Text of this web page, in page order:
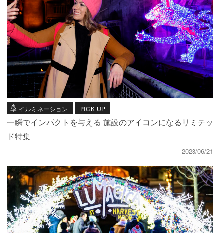
イルミネーション PICK UP
一瞬でインパクトを与える 施設のアイコンになるリミテッ
ド特集
2023/06/21